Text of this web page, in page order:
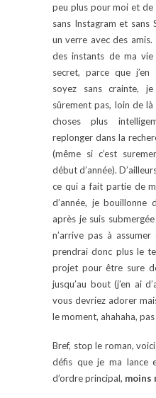
peu plus pour moi et de
sans Instagram et sans
un verre avec des amis.
des instants de ma
secret, parce que
soyez sans crainte,
sûrement pas, loin de
choses plus
replonger dans la
(même si c’est
début d’année).
ce qui a fait partie de
d’année, je bouillonne
après je suis
n’arrive pas à
prendrai donc plus le
projet pour être sure
jusqu’au bout (j’en ai
vous devriez adorer
le moment, ahahaha,
Bref, stop le roman,
défis que je ma lance
d’ordre principal, moins